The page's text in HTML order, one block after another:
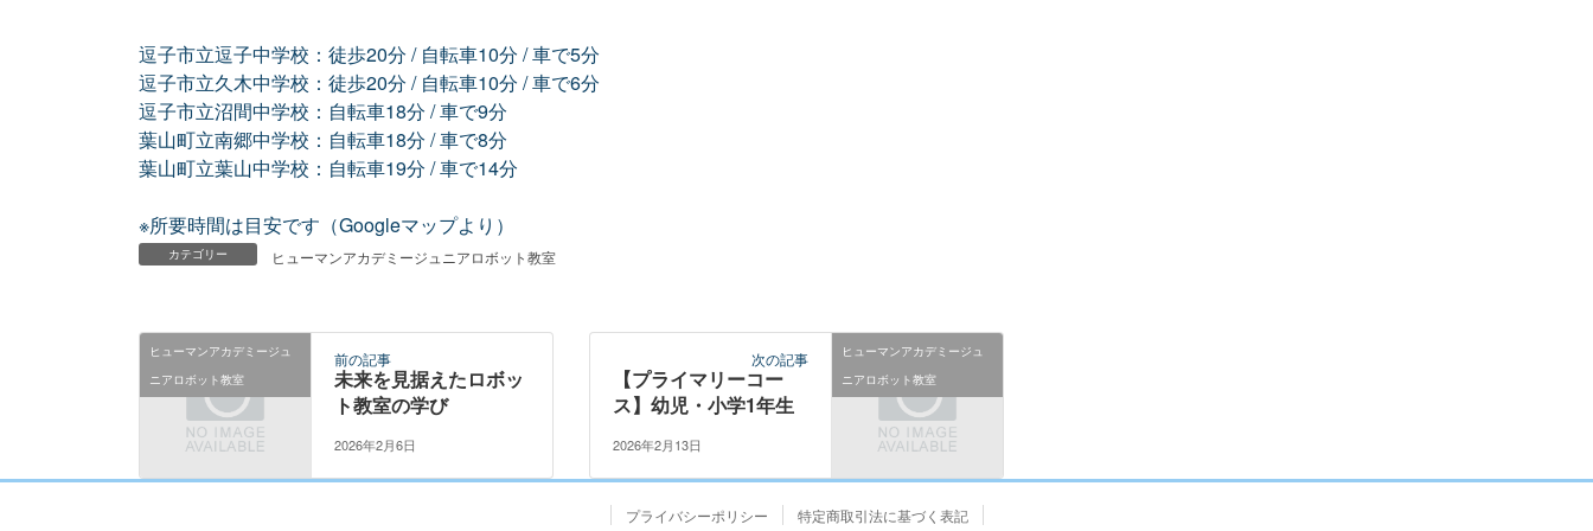
逗子市立逗子中学校：徒歩20分 / 自転車10分 / 車で5分
逗子市立久木中学校：徒歩20分 / 自転車10分 / 車で6分
逗子市立沼間中学校：自転車18分 / 車で9分
葉山町立南郷中学校：自転車18分 / 車で8分
葉山町立葉山中学校：自転車19分 / 車で14分
※所要時間は目安です（Googleマップより）
カテゴリー ヒューマンアカデミージュニアロボット教室
ヒューマンアカデミージュ
ニアロボット教室
前の記事
未来を見据えたロボッ
ト教室の学び
2026年2月6日
ヒューマンアカデミージュ
ニアロボット教室
次の記事
【プライマリーコー
ス】幼児・小学1年生
2026年2月13日
プライバシーポリシー 特定商取引法に基づく表記